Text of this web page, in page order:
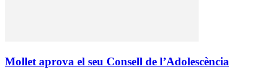
Mollet aprova el seu Consell de l’Adolescència